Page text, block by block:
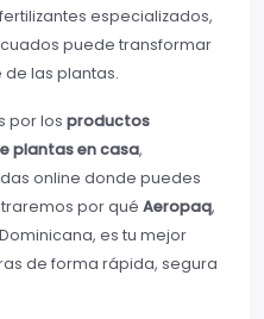
especializados,
puede transformar
las plantas.
por los productos
plantas en casa,
online donde puedes
por qué Aeropaq,
es tu mejor
de forma rápida, segura